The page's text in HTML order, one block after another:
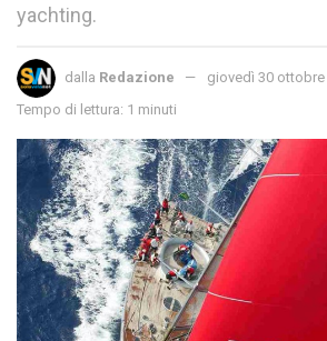
yachting.
dalla Redazione
giovedì 30 ottobre
Tempo di lettura: 1 minuti